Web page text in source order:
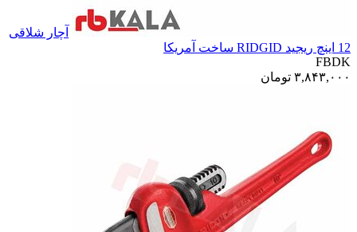
آچار شلاقی
12 اینچ ریجید RIDGID ساخت آمریکا
FBDK
۳,۸۴۳,۰۰۰ تومان